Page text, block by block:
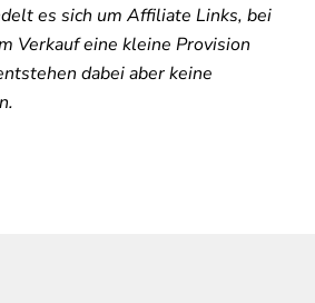
es sich um Affiliate Links, bei
Verkauf eine kleine Provision
dabei aber keine